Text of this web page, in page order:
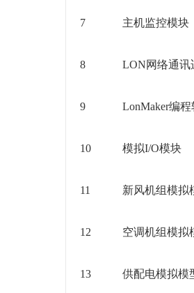
7 主机监控模块
8 LON网络通讯
9 LonMaker编
10 模拟I/O模块
11 新风机组模拟
12 空调机组模拟
13 供配电模拟模